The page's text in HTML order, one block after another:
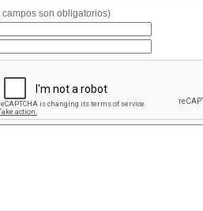
son obligatorios)